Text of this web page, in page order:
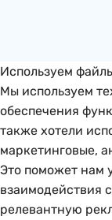
Используем
Мы используем
обеспечения
также хотели
маркетинговые,
Это поможет нам
взаимодействия
релевантную